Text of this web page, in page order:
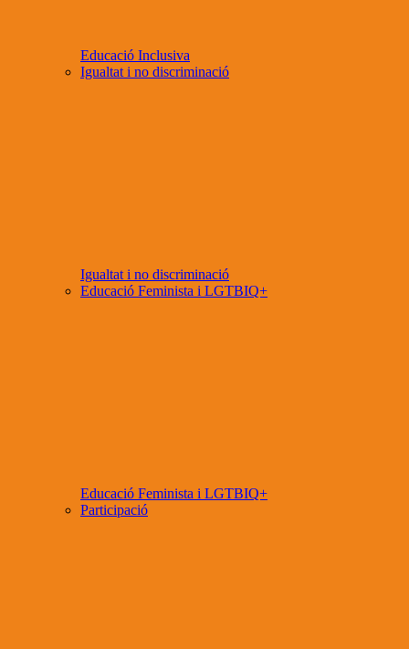
Educació Inclusiva
Igualtat i no discriminació
Igualtat i no discriminació
Educació Feminista i LGTBIQ+
Educació Feminista i LGTBIQ+
Participació